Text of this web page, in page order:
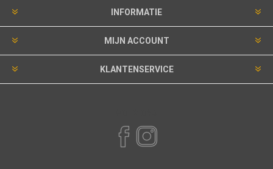
INFORMATIE
MIJN ACCOUNT
KLANTENSERVICE